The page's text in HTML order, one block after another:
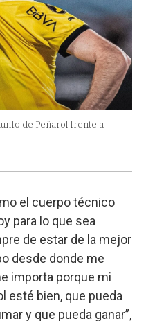
de Peñarol frente a
el cuerpo técnico
para lo que sea
de estar de la mejor
desde donde me
importa porque mi
esté bien, que pueda
y que pueda ganar”,